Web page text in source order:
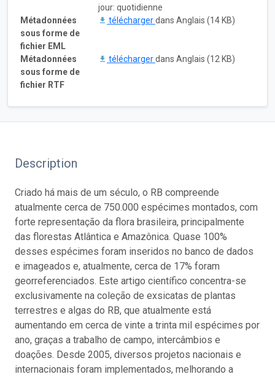
jour: quotidienne
Métadonnées
sous forme de
fichier EML
téléchargerdans Anglais (14 KB)
Métadonnées
sous forme de
fichier RTF
téléchargerdans Anglais (12 KB)
Description
Criado há mais de um século, o RB compreende
atualmente cerca de 750.000 espécimes montados, com
forte representação da flora brasileira, principalmente
das florestas Atlântica e Amazônica. Quase 100%
desses espécimes foram inseridos no banco de dados
e imageados e, atualmente, cerca de 17% foram
georreferenciados. Este artigo científico concentra-se
exclusivamente na coleção de exsicatas de plantas
terrestres e algas do RB, que atualmente está
aumentando em cerca de vinte a trinta mil espécimes por
ano, graças a trabalho de campo, intercâmbios e
doações. Desde 2005, diversos projetos nacionais e
internacionais foram implementados, melhorando a